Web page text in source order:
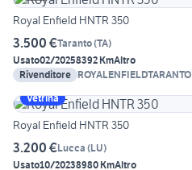
Royal Enfield HNTR 350
3.500 €Taranto(TA)
Usato02/20258392 KmAltro
Rivenditore ROYALENFIELDTARANTO
Vetrina
Royal Enfield HNTR 350
3.200 €Lucca (LU)
Usato10/20238980 KmAltro